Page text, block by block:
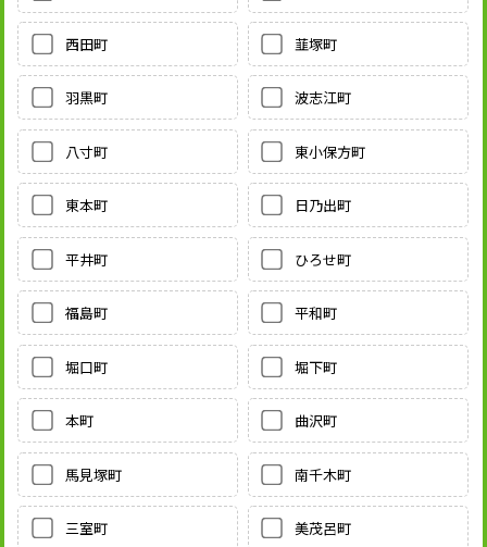
西田町 韮塚町
羽黒町 波志江町
八寸町 東小保方町
東本町 日乃出町
平井町 ひろせ町
福島町 平和町
堀口町 堀下町
本町 曲沢町
馬見塚町 南千木町
三室町 美茂呂町